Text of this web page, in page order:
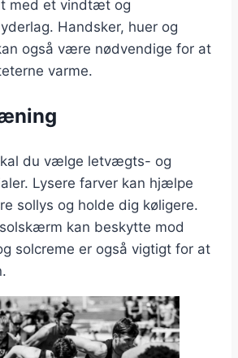
med et vindtæt og
Handsker, huer og
også være nødvendige for at
varme.
du vælge letvægts- og
Lysere farver kan hjælpe
sollys og holde dig køligere.
kan beskytte mod
solcreme er også vigtigt for at